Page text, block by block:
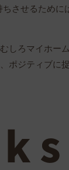
させるために
しろマイホー
ポジティブに